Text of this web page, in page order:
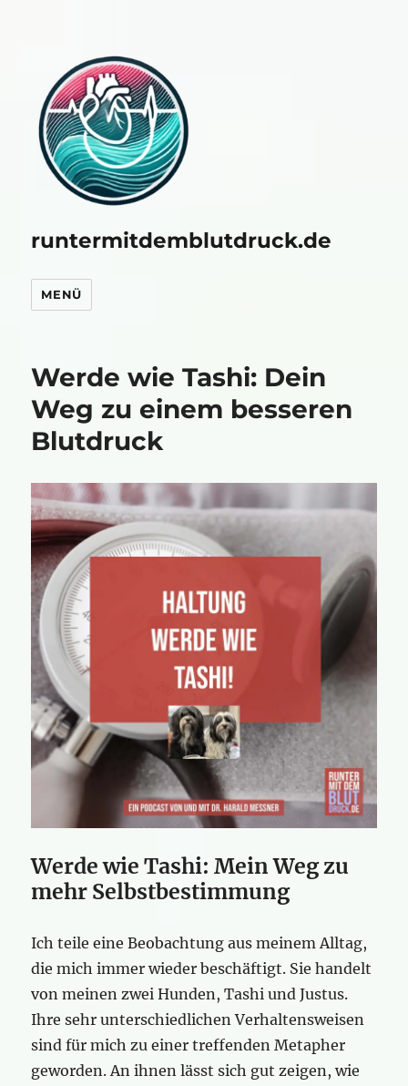
runtermitdemblutdruck.de
MENÜ
Werde wie Tashi: Dein
Weg zu einem besseren
Blutdruck
Werde wie Tashi: Mein Weg zu
mehr Selbstbestimmung
Ich teile eine Beobachtung aus meinem Alltag,
die mich immer wieder beschäftigt. Sie handelt
von meinen zwei Hunden, Tashi und Justus.
Ihre sehr unterschiedlichen Verhaltensweisen
sind für mich zu einer treffenden Metapher
geworden. An ihnen lässt sich gut zeigen, wie